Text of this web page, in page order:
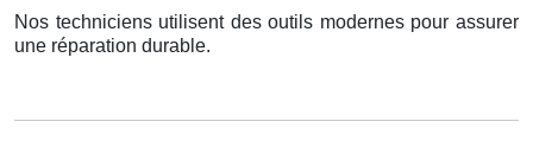
Nos techniciens utilisent des outils modernes pour assurer
une réparation durable.